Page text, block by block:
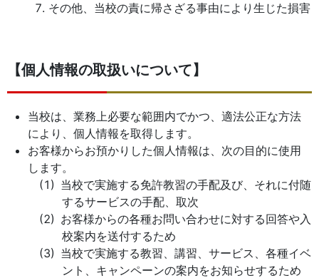
その他、当校の責に帰さざる事由により生じた損害
【個人情報の取扱いについて】
当校は、業務上必要な範囲内でかつ、適法公正な方法
により、個人情報を取得します。
お客様からお預かりした個人情報は、次の目的に使用
します。
当校で実施する免許教習の手配及び、それに付随
するサービスの手配、取次
お客様からの各種お問い合わせに対する回答や入
校案内を送付するため
当校で実施する教習、講習、サービス、各種イベ
ント、キャンペーンの案内をお知らせするため